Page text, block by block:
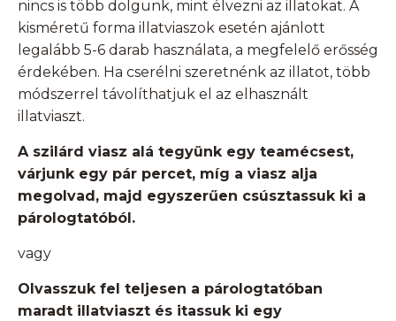
nincs is több dolgunk, mint élvezni az illatokat. A
kisméretű forma illatviaszok esetén ajánlott
legalább 5-6 darab használata, a megfelelő erősség
érdekében. Ha cserélni szeretnénk az illatot, több
módszerrel távolíthatjuk el az elhasznált
illatviaszt.
A szilárd viasz alá tegyünk egy teamécsest,
várjunk egy pár percet, míg a viasz alja
megolvad, majd egyszerűen csúsztassuk ki a
párologtatóból.
vagy
Olvasszuk fel teljesen a párologtatóban
maradt illatviaszt és itassuk ki egy